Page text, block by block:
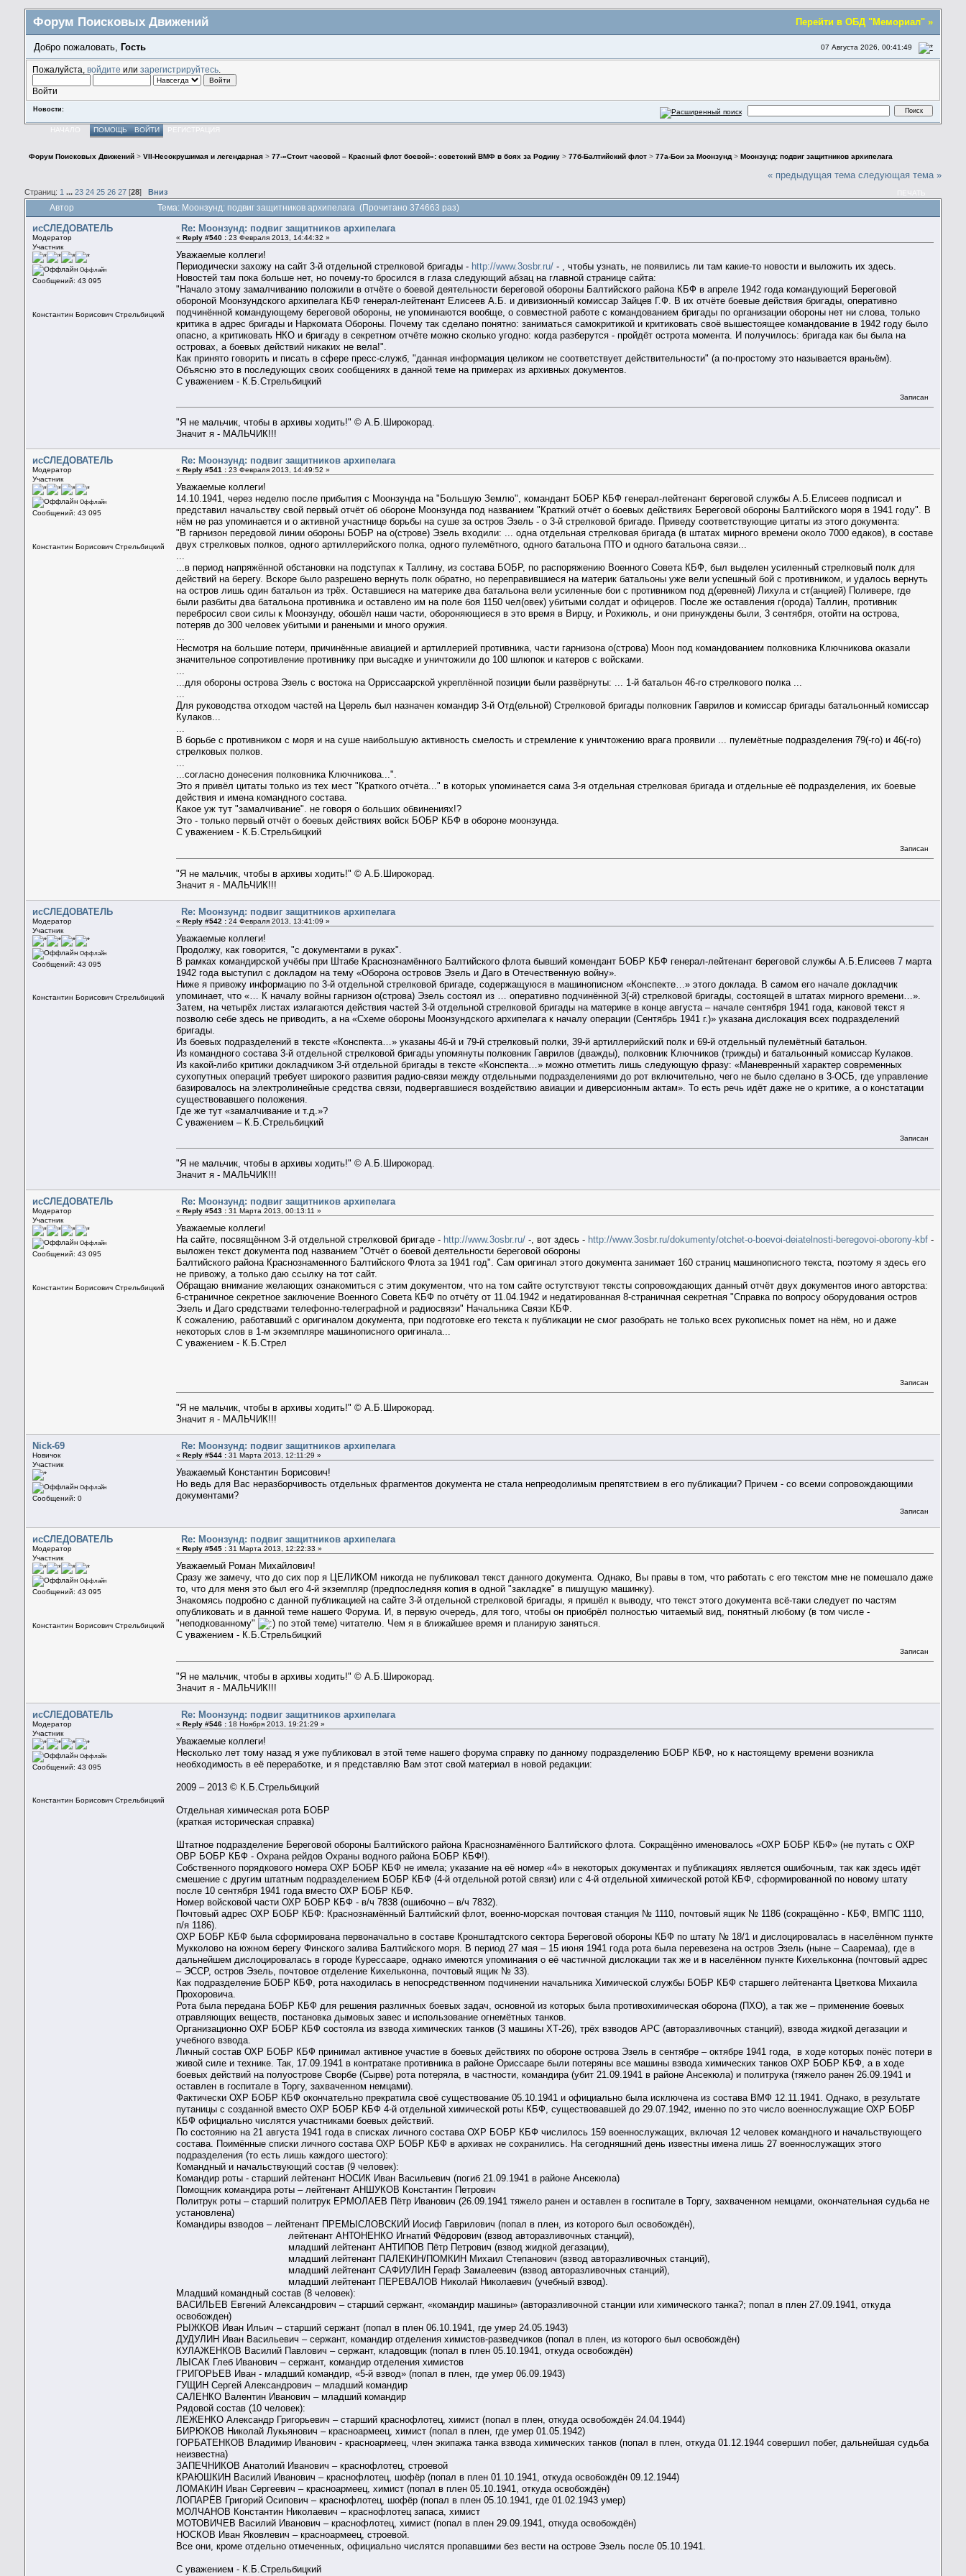
Перейти в ОБД "Мемориал" »
Форум Поисковых Движений
07 Августа 2026, 00:41:49
Добро пожаловать, Гость
Пожалуйста, войдите или зарегистрируйтесь.
Войти
Новости:
НАЧАЛО ПОМОЩЬ ВОЙТИ РЕГИСТРАЦИЯ
Форум Поисковых Движений >VII-Несокрушимая и легендарная >77-«Стоит часовой – Красный флот боевой»: советский ВМФ в боях за Родину >77б-Балтийский флот >77а-Бои за Моонзунд> Моонзунд: подвиг защитников архипелага
« предыдущая тема следующая тема »
Страниц: 1 ... 23 24 25 26 27[28] Вниз ПЕЧАТЬ
Автор Тема: Моонзунд: подвиг защитников архипелага (Прочитано 374663 раз)
исСЛЕДОВАТЕЛЬ
Модератор
Участник
Оффлайн
Сообщений: 43 095
Константин Борисович Стрельбицкий
Re: Моонзунд: подвиг защитников архипелага
«Reply #540 : 23 Февраля 2013, 14:44:32 »
Уважаемые коллеги!
Периодически захожу на сайт 3-й отдельной стрелковой бригады - http://www.3osbr.ru/ - , чтобы узнать, не появились ли там какие-то новости и выложить их здесь.
Новостей там пока больше нет, но почему-то бросился в глаза следующий абзац на главной странице сайта:
"Начало этому замалчиванию положили в отчёте о боевой деятельности береговой обороны Балтийского района КБФ в апреле 1942 года командующий Береговой
обороной Моонзундского архипелага КБФ генерал-лейтенант Елисеев А.Б. и дивизионный комиссар Зайцев Г.Ф. В их отчёте боевые действия бригады, оперативно
подчинённой командующему береговой обороны, не упоминаются вообще, о совместной работе с командованием бригады по организации обороны нет ни слова, только
критика в адрес бригады и Наркомата Обороны. Почему так сделано понятно: заниматься самокритикой и критиковать своё вышестоящее командование в 1942 году было
опасно, а критиковать НКО и бригаду в секретном отчёте можно сколько угодно: когда разберутся - пройдёт острота момента. И получилось: бригада как бы была на
островах, а боевых действий никаких не вела!".
Как принято говорить и писать в сфере пресс-служб, "данная информация целиком не соответствует действительности" (а по-простому это называется враньём).
Объясню это в последующих своих сообщениях в данной теме на примерах из архивных документов.
С уважением - К.Б.Стрельбицкий
Записан
"Я не мальчик, чтобы в архивы ходить!" © А.Б.Широкорад.
Значит я - МАЛЬЧИК!!!
исСЛЕДОВАТЕЛЬ
Модератор
Участник
Оффлайн
Сообщений: 43 095
Константин Борисович Стрельбицкий
Re: Моонзунд: подвиг защитников архипелага
«Reply #541 : 23 Февраля 2013, 14:49:52 »
Уважаемые коллеги!
14.10.1941, через неделю после прибытия с Моонзунда на "Большую Землю", командант БОБР КБФ генерал-лейтенант береговой службы А.Б.Елисеев подписал и
представил начальству свой первый отчёт об обороне Моонзунда под названием "Краткий отчёт о боевых действиях Береговой обороны Балтийского моря в 1941 году". В
нём не раз упоминается и о активной участнице борьбы на суше за остров Эзель - о 3-й стрелковой бригаде. Приведу соответствующие цитаты из этого документа:
"В гарнизон передовой линии обороны БОБР на о(строве) Эзель входили: ... одна отдельная стрелковая бригада (в штатах мирного времени около 7000 едаков), в составе
двух стрелковых полков, одного артиллерийского полка, одного пулемётного, одного батальона ПТО и одного батальона связи...
...
...в период напряжённой обстановки на подступах к Таллину, из состава БОБР, по распоряжению Военного Совета КБФ, был выделен усиленный стрелковый полк для
действий на берегу. Вскоре было разрешено вернуть полк обратно, но переправившиеся на материк батальоны уже вели успешный бой с противником, и удалось вернуть
на остров лишь один батальон из трёх. Оставшиеся на материке два батальона вели усиленные бои с противником под д(еревней) Лихула и ст(анцией) Поливере, где
были разбиты два батальона противника и оставлено им на поле боя 1150 чел(овек) убитыми солдат и офицеров. После же оставления г(орода) Таллин, противник
перебросил свои силы к Моонзунду, обошёл наши части, обороняющиеся в это время в Вирцу, и Рохикюль, и они принуждены были, 3 сентября, отойти на острова,
потеряв до 300 человек убитыми и ранеными и много оружия.
...
Несмотря на большие потери, причинённые авиацией и артиллерией противника, части гарнизона о(строва) Моон под командованием полковника Ключникова оказали
значительное сопротивление противнику при высадке и уничтожили до 100 шлюпок и катеров с войсками.
...
...для обороны острова Эзель с востока на Орриссаарской укреплённой позиции были развёрнуты: ... 1-й батальон 46-го стрелкового полка ...
...
Для руководства отходом частей на Церель был назначен командир 3-й Отд(ельной) Стрелковой бригады полковник Гаврилов и комиссар бригады батальонный комиссар
Кулаков...
...
В борьбе с противником с моря и на суше наибольшую активность смелость и стремление к уничтожению врага проявили ... пулемётные подразделения 79(-го) и 46(-го)
стрелковых полков.
...
...согласно донесения полковника Ключникова...".
Это я привёл цитаты только из тех мест "Краткого отчёта..." в которых упоминается сама 3-я отдельная стрелковая бригада и отдельные её подразделения, их боевые
действия и имена командного состава.
Какое уж тут "замалчивание". не говоря о больших обвинениях!?
Это - только первый отчёт о боевых действиях войск БОБР КБФ в обороне моонзунда.
С уважением - К.Б.Стрельбицкий
Записан
"Я не мальчик, чтобы в архивы ходить!" © А.Б.Широкорад.
Значит я - МАЛЬЧИК!!!
исСЛЕДОВАТЕЛЬ
Модератор
Участник
Оффлайн
Сообщений: 43 095
Константин Борисович Стрельбицкий
Re: Моонзунд: подвиг защитников архипелага
«Reply #542 : 24 Февраля 2013, 13:41:09 »
Уважаемые коллеги!
Продолжу, как говорится, "с документами в руках".
В рамках командирской учёбы при Штабе Краснознамённого Балтийского флота бывший комендант БОБР КБФ генерал-лейтенант береговой службы А.Б.Елисеев 7 марта
1942 года выступил с докладом на тему «Оборона островов Эзель и Даго в Отечественную войну».
Ниже я привожу информацию по 3-й отдельной стрелковой бригаде, содержащуюся в машинописном «Конспекте…» этого доклада. В самом его начале докладчик
упоминает, что «… К началу войны гарнизон о(строва) Эзель состоял из … оперативно подчинённой 3(-й) стрелковой бригады, состоящей в штатах мирного времени…».
Затем, на четырёх листах излагаются действия частей 3-й отдельной стрелковой бригады на материке в конце августа – начале сентября 1941 года, каковой текст я
позволю себе здесь не приводить, а на «Схеме обороны Моонзундского архипелага к началу операции (Сентябрь 1941 г.)» указана дислокация всех подразделений
бригады.
Из боевых подразделений в тексте «Конспекта…» указаны 46-й и 79-й стрелковый полки, 39-й артиллерийский полк и 69-й отдельный пулемётный батальон.
Из командного состава 3-й отдельной стрелковой бригады упомянуты полковник Гаврилов (дважды), полковник Ключников (трижды) и батальонный комиссар Кулаков.
Из какой-либо критики докладчиком 3-й отдельной бригады в тексте «Конспекта…» можно отметить лишь следующую фразу: «Маневренный характер современных
сухопутных операций требует широкого развития радио-связи между отдельными подразделениями до рот включительно, чего не было сделано в 3-ОСБ, где управление
базировалось на электролинейные средства связи, подвергавшиеся воздействию авиации и диверсионным актам». То есть речь идёт даже не о критике, а о констатации
существовавшего положения.
Где же тут «замалчивание и т.д.»?
С уважением – К.Б.Стрельбицкий
Записан
"Я не мальчик, чтобы в архивы ходить!" © А.Б.Широкорад.
Значит я - МАЛЬЧИК!!!
исСЛЕДОВАТЕЛЬ
Модератор
Участник
Оффлайн
Сообщений: 43 095
Константин Борисович Стрельбицкий
Re: Моонзунд: подвиг защитников архипелага
«Reply #543 : 31 Марта 2013, 00:13:11 »
Уважаемые коллеги!
На сайте, посвящённом 3-й отдельной стрелковой бригаде - http://www.3osbr.ru/ -, вот здесь - http://www.3osbr.ru/dokumenty/otchet-o-boevoi-deiatelnosti-beregovoi-oborony-kbf -
выложен текст документа под названием "Отчёт о боевой деятельности береговой обороны
Балтийского района Краснознаменного Балтийского Флота за 1941 год". Сам оригинал этого документа занимает 160 страниц машинописного текста, поэтому я здесь его
не привожу, а только даю ссылку на тот сайт.
Обращаю внимание желающих ознакомиться с этим документом, что на том сайте остутствуют тексты сопровождающих данный отчёт двух документов иного авторства:
6-страничное секретное заключение Военного Совета КБФ по отчёту от 11.04.1942 и недатированная 8-страничная секретная "Справка по вопросу оборудования остров
Эзель и Даго средствами телефонно-телеграфной и радиосвязи" Начальника Связи КБФ.
К сожалению, работавший с оригиналом документа, при подготовке его текста к публикации не смог разобрать не только всех рукописных помет на нём, но и даже
некоторых слов в 1-м экземпляре машинописного оригинала...
С уважением - К.Б.Стрел
Записан
"Я не мальчик, чтобы в архивы ходить!" © А.Б.Широкорад.
Значит я - МАЛЬЧИК!!!
Nick-69
Новичок
Участник
Оффлайн
Сообщений: 0
Re: Моонзунд: подвиг защитников архипелага
«Reply #544 : 31 Марта 2013, 12:11:29 »
Уважаемый Константин Борисович!
Но ведь для Вас неразборчивость отдельных фрагментов документа не стала непреодолимым препятствием в его публикации? Причем - со всеми сопровождающими
документами?
Записан
исСЛЕДОВАТЕЛЬ
Модератор
Участник
Оффлайн
Сообщений: 43 095
Константин Борисович Стрельбицкий
Re: Моонзунд: подвиг защитников архипелага
«Reply #545 : 31 Марта 2013, 12:22:33 »
Уважаемый Роман Михайлович!
Сразу же замечу, что до сих пор я ЦЕЛИКОМ никогда не публиковал текст данного документа. Однако, Вы правы в том, что работать с его текстом мне не помешало даже
то, что для меня это был его 4-й экземпляр (предпоследняя копия в одной "закладке" в пишущую машинку).
Знакомясь подробно с данной публикацией на сайте 3-й отдельной стрелковой бригады, я пришёл к выводу, что текст этого документа всё-таки следует по частям
опубликовать и в данной теме нашего Форума. И, в первую очередь, для того, чтобы он приобрёл полностью читаемый вид, понятный любому (в том числе -
"неподкованному"
по этой теме) читателю. Чем я в ближайшее время и планирую заняться.
С уважением - К.Б.Стрельбицкий
Записан
"Я не мальчик, чтобы в архивы ходить!" © А.Б.Широкорад.
Значит я - МАЛЬЧИК!!!
исСЛЕДОВАТЕЛЬ
Модератор
Участник
Оффлайн
Сообщений: 43 095
Константин Борисович Стрельбицкий
Re: Моонзунд: подвиг защитников архипелага
«Reply #546 : 18 Ноября 2013, 19:21:29 »
Уважаемые коллеги!
Несколько лет тому назад я уже публиковал в этой теме нашего форума справку по данному подразделению БОБР КБФ, но к настоящему времени возникла
необходимость в её переработке, и я представляю Вам этот свой материал в новой редакции:
2009 – 2013 © К.Б.Стрельбицкий
Отдельная химическая рота БОБР
(краткая историческая справка)
Штатное подразделение Береговой обороны Балтийского района Краснознамённого Балтийского флота. Сокращённо именовалось «ОХР БОБР КБФ» (не путать с ОХР
ОВР БОБР КБФ - Охрана рейдов Охраны водного района БОБР КБФ!).
Собственного порядкового номера ОХР БОБР КБФ не имела; указание на её номер «4» в некоторых документах и публикациях является ошибочным, так как здесь идёт
смешение с другим штатным подразделением БОБР КБФ (4-й отдельной ротой связи) или с 4-й отдельной химической ротой КБФ, сформированной по новому штату
после 10 сентября 1941 года вместо ОХР БОБР КБФ.
Номер войсковой части ОХР БОБР КБФ - в/ч 7838 (ошибочно – в/ч 7832).
Почтовый адрес ОХР БОБР КБФ: Краснознамённый Балтийский флот, военно-морская почтовая станция № 1110, почтовый ящик № 1186 (сокращённо - КБФ, ВМПС 1110,
п/я 1186).
ОХР БОБР КБФ была сформирована первоначально в составе Кронштадтского сектора Береговой обороны КБФ по штату № 18/1 и дислоцировалась в населённом пункте
Мукколово на южном берегу Финского залива Балтийского моря. В период 27 мая – 15 июня 1941 года рота была перевезена на остров Эзель (ныне – Сааремаа), где в
дальнейшем дислоцировалась в городе Курессааре, однако имеются упоминания о её частичной дислокации так же и в населённом пункте Кихельконна (почтовый адрес
– ЭССР, остров Эзель, почтовое отделение Кихельконна, почтовый ящик № 33).
Как подразделение БОБР КБФ, рота находилась в непосредственном подчинении начальника Химической службы БОБР КБФ старшего лейтенанта Цветкова Михаила
Прохоровича.
Рота была передана БОБР КБФ для решения различных боевых задач, основной из которых была противохимическая оборона (ПХО), а так же – применение боевых
отравляющих веществ, постановка дымовых завес и использование огнемётных танков.
Организационно ОХР БОБР КБФ состояла из взвода химических танков (3 машины ХТ-26), трёх взводов АРС (авторазливочных станций), взвода жидкой дегазации и
учебного взвода.
Личный состав ОХР БОБР КБФ принимал активное участие в боевых действиях по обороне острова Эзель в сентябре – октябре 1941 года, в ходе которых понёс потери в
живой силе и технике. Так, 17.09.1941 в контратаке противника в районе Ориссааре были потеряны все машины взвода химических танков ОХР БОБР КБФ, а в ходе
боевых действий на полуострове Сворбе (Сырве) рота потеряла, в частности, командира (убит 21.09.1941 в районе Ансекюла) и политрука (тяжело ранен 26.09.1941 и
оставлен в госпитале в Торгу, захваченном немцами).
Фактически ОХР БОБР КБФ окончательно прекратила своё существование 05.10.1941 и официально была исключена из состава ВМФ 12.11.1941. Однако, в результате
путаницы с созданной вместо ОХР БОБР КБФ 4-й отдельной химической роты КБФ, существовавшей до 29.07.1942, именно по это число военнослужащие ОХР БОБР
КБФ официально числятся участниками боевых действий.
По состоянию на 21 августа 1941 года в списках личного состава ОХР БОБР КБФ числилось 159 военнослужащих, включая 12 человек командного и начальствующего
состава. Поимённые списки личного состава ОХР БОБР КБФ в архивах не сохранились. На сегодняшний день известны имена лишь 27 военнослужащих этого
подразделения (то есть лишь каждого шестого):
Командный и начальствующий состав (9 человек):
Командир роты - старший лейтенант НОСИК Иван Васильевич (погиб 21.09.1941 в районе Ансекюла)
Помощник командира роты – лейтенант АНШУКОВ Константин Петрович
Политрук роты – старший политрук ЕРМОЛАЕВ Пётр Иванович (26.09.1941 тяжело ранен и оставлен в госпитале в Торгу, захваченном немцами, окончательная судьба не
установлена)
Командиры взводов – лейтенант ПРЕМЫСЛОВСКИЙ Иосиф Гаврилович (попал в плен, из которого был освобождён),
лейтенант АНТОНЕНКО Игнатий Фёдорович (взвод авторазливочных станций),
младший лейтенант АНТИПОВ Пётр Петрович (взвод жидкой дегазации),
младший лейтенант ПАЛЕКИН/ПОМКИН Михаил Степанович (взвод авторазливочных станций),
младший лейтенант САФИУЛИН Гераф Замалеевич (взвод авторазливочных станций),
младший лейтенант ПЕРЕВАЛОВ Николай Николаевич (учебный взвод).
Младший командный состав (8 человек):
ВАСИЛЬЕВ Евгений Александрович – старший сержант, «командир машины» (авторазливочной станции или химического танка?; попал в плен 27.09.1941, откуда
освобожден)
РЫЖКОВ Иван Ильич – старший сержант (попал в плен 06.10.1941, где умер 24.05.1943)
ДУДУЛИН Иван Васильевич – сержант, командир отделения химистов-разведчиков (попал в плен, из которого был освобождён)
КУЛАЖЕНКОВ Василий Павлович – сержант, кладовщик (попал в плен 05.10.1941, откуда освобождён)
ЛЫСАК Глеб Иванович – сержант, командир отделения химистов
ГРИГОРЬЕВ Иван - младший командир, «5-й взвод» (попал в плен, где умер 06.09.1943)
ГУЩИН Сергей Александрович – младший командир
САЛЕНКО Валентин Иванович – младший командир
Рядовой состав (10 человек):
ЛЕЖЕНКО Александр Григорьевич – старший краснофлотец, химист (попал в плен, откуда освобождён 24.04.1944)
БИРЮКОВ Николай Лукьянович – красноармеец, химист (попал в плен, где умер 01.05.1942)
ГОРБАТЕНКОВ Владимир Иванович - красноармеец, член экипажа танка взвода химических танков (попал в плен, откуда 01.12.1944 совершил побег, дальнейшая судьба
неизвестна)
ЗАПЕЧНИКОВ Анатолий Иванович – краснофлотец, строевой
КРАЮШКИН Василий Иванович – краснофлотец, шофёр (попал в плен 01.10.1941, откуда освобождён 09.12.1944)
ЛОМАКИН Иван Сергеевич – красноармеец, химист (попал в плен 05.10.1941, откуда освобождён)
ЛОПАРЁВ Григорий Осипович – краснофлотец, шофёр (попал в плен 05.10.1941, где 01.02.1943 умер)
МОЛЧАНОВ Константин Николаевич – краснофлотец запаса, химист
МОТОВИЧЕВ Василий Иванович – краснофлотец, химист (попал в плен 29.09.1941, откуда освобождён)
НОСКОВ Иван Яковлевич – красноармеец, строевой.
Все они, кроме отдельно отмеченных, официально числятся пропавшими без вести на острове Эзель после 05.10.1941.
С уважением - К.Б.Стрельбицкий